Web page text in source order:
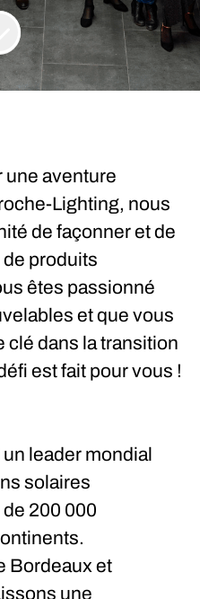
une aventure
Lighting, nous
de façonner et de
produits
êtes passionné
et que vous
clé dans la transition
est fait pour vous !
leader mondial
solaires
200 000
Bordeaux et
une